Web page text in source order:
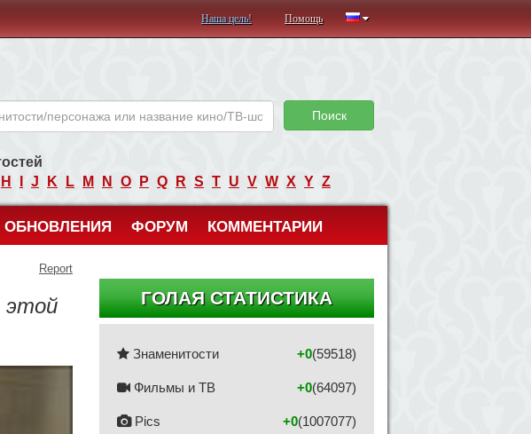
Наша цель! Помощь
Поиск
H J K L M N O P Q R S T U V W X Y Z
ОБНОВЛЕНИЯ ФОРУМ КОММЕНТАРИИ
Report
этой
ГОЛАЯ СТАТИСТИКА
Знаменитости (59518)
+0
Фильмы и ТВ (64097)
+0
Pics (1007077)
+0